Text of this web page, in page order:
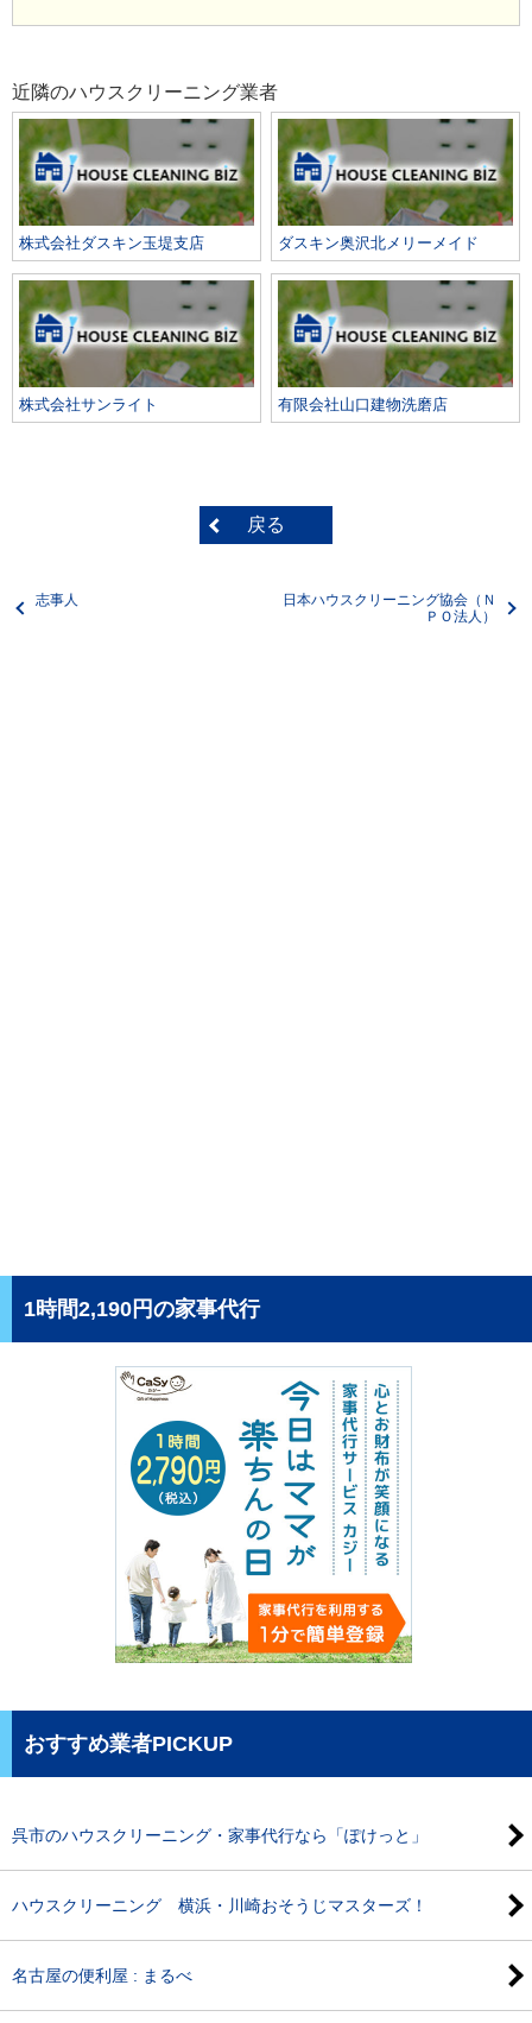
近隣のハウスクリーニング業者
株式会社ダスキン玉堤支店 ダスキン奥沢北メリーメイド
株式会社サンライト 有限会社山口建物洗磨店
戻る
志事人
日本ハウスクリーニング協会（Ｎ
ＰＯ法人）
1時間2,190円の家事代行
おすすめ業者PICKUP
呉市のハウスクリーニング・家事代行なら「ぽけっと」
ハウスクリーニング 横浜・川崎おそうじマスターズ！
名古屋の便利屋 : まるべ